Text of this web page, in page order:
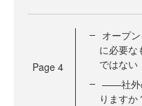
Page 4
オープ
に必要な
ではない
——社外
りますか